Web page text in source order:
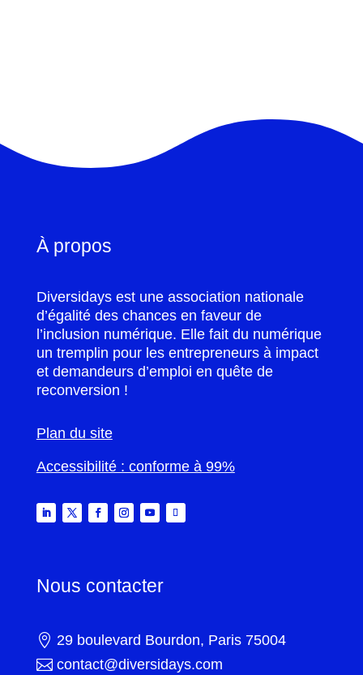
À propos
Diversidays est une association nationale
d’égalité des chances en faveur de
l’inclusion numérique. Elle fait du numérique
un tremplin pour les entrepreneurs à impact
et demandeurs d’emploi en quête de
reconversion !
Plan du site
Accessibilité : conforme à 99%
Nous contacter
 29 boulevard Bourdon, Paris 75004
 contact@diversidays.com